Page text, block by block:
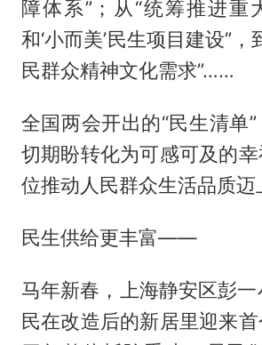
障体系”；从“统筹推进重
和‘小而美’民生项目建设”，
民群众精神文化需求”……
全国两会开出的“民生清单
切期盼转化为可感可及的
位推动人民群众生活品质迈
民生供给更丰富——
马年新春，上海静安区彭一
民在改造后的新居里迎来